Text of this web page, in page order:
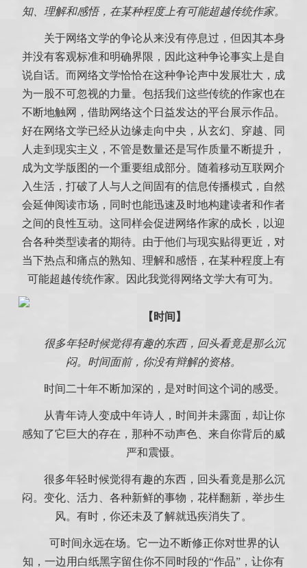
知、理解和感悟，在某种程度上有可能超越传统作家。
关于网络文学的争论从来没有停息过，但因其本身
并没有客观标准和明确界限，因此这种争论事实上是自
说自话。而网络文学恰恰在这种争论声中发展壮大，成
为一股不可忽视的力量。包括我们这些传统的作家也在
不断地触网，借助网络这个日益发达的平台展示作品。
好在网络文学已经从边缘走向中央，从玄幻、穿越、同
人走到现实主义，不管是数量还是写作质量不断提升，
成为文学版图的一个重要组成部分。随着移动互联网介
入生活，打破了人与人之间固有的信息传播模式，自然
会延伸阅读市场，同时也能迅速及时地构建读者和作者
之间的良性互动。这同样会促进网络作家的成长，以迎
合各种类型读者的期待。由于他们与现实贴得更近，对
当下热点和痛点的熟知、理解和感悟，在某种程度上有
可能超越传统作家。因此我觉得网络文学大有可为。
【时间】
很多年轻时候觉得有趣的东西，回头看竟是那么沉
闷。时间面前，你没有辩解的资格。
时间二十年不断加深的，是对时间这个词的感受。
从青年诗人变成中年诗人，时间并未露面，却让你
感知了它巨大的存在，那种不动声色、来自你背后的威
严和震慑。
很多年轻时候觉得有趣的东西，回头看竟是那么沉
闷。变化、活力、各种新鲜的事物，花样翻新，举步生
风。有时，你还未及了解就迅疾消失了。
可时间永远在场。它一边不断修正你对世界的认
知，一边用白纸黑字留住你不同时段的“作品”，让你有